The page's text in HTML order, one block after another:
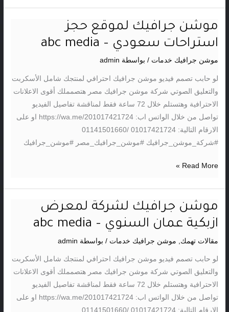
موشن جرافيك لموقع حجز
استراحات سعودي – abc media
موشن جرافيك خدمات / بواسطة admin
لو حابب تصمم فيديو موشن جرافيك احترافي لمنتجك شامل الأسكربت
والتعليق الصوتي شركة موشن جرافيك مصر هتصمملك أقوى الاعلانات
الاحترافية وهتستلم خلال 72 ساعة فقط لمناقشة تفاصيل الفيديو
تواصل من خلال الواتس اب: https://wa.me/201017421724 او على
الارقام التالية: 01017421724 /01141501660
#شركة_موشن_جرافيك #موشن_جرافيك_مصر #موشن_جرافيك
موشن
جرافيك
حجز
استراحات
سعودي
–
abc
media
Read More »
موشن جرافيك لشركة لمعرض
ازبكية عمان السنوي – abc media
مقالات تهمك موشن جرافيك خدمات / بواسطة admin
لو حابب تصمم فيديو موشن جرافيك احترافي لمنتجك شامل الأسكربت
والتعليق الصوتي شركة موشن جرافيك مصر هتصمملك أقوى الاعلانات
الاحترافية وهتستلم خلال 72 ساعة فقط لمناقشة تفاصيل الفيديو
تواصل من خلال الواتس اب: https://wa.me/201017421724 او على
الارقام التالية: 01017421724 /01141501660
موشن
جرافيك
لشركة
لمعرض
ازبكية
عمان
السنوي
–
abc